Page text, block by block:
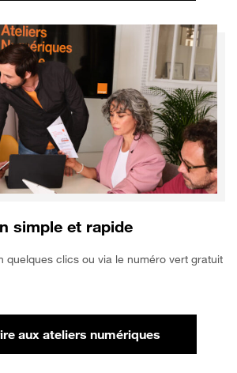
simple et rapide
quelques clics ou via le numéro vert gratuit
aux ateliers numériques